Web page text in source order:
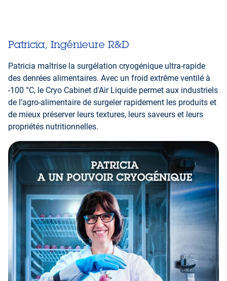
Patricia, Ingénieure R&D
Patricia maîtrise la surgélation cryogénique ultra-rapide
des denrées alimentaires. Avec un froid extrême ventilé à
-100 °C, le Cryo Cabinet d'Air Liquide permet aux industriels
de l’agro-alimentaire de surgeler rapidement les produits et
de mieux préserver leurs textures, leurs saveurs et leurs
propriétés nutritionnelles.